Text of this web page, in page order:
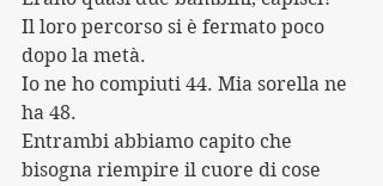
Il loro percorso si è fermato poco
dopo la metà.
Io ne ho compiuti 44. Mia sorella ne
ha 48.
Entrambi abbiamo capito che
bisogna riempire il cuore di cose